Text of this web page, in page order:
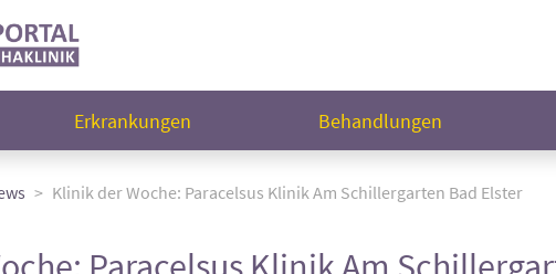
Erkrankungen Behandlungen
Klinik der Woche: Paracelsus Klinik Am Schillergarten Bad Elster